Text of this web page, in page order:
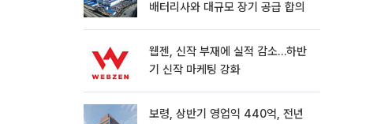
배터리사와 대규모 장기 공급 합의
웹젠, 신작 부재에 실적 감소…하반
기 신작 마케팅 강화
보령, 상반기 영업익 440억, 전년